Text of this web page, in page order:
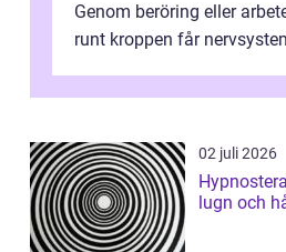
Genom beröring eller
runt kroppen får
02 juli 2026
lugn och